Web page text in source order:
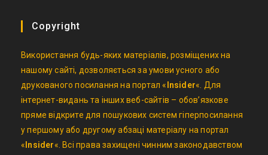
Copyright
Використання будь-яких матеріалів, розміщених на
нашому сайті, дозволяється за умови усного або
друкованого посилання на портал « Insider«. Для
інтернет-видань та інших веб-сайтів – обов’язкове
пряме відкрите для пошукових систем гіперпосилання
у першому або другому абзаці матеріалу на портал
« Insider«. Всі права захищені чинним законодавством